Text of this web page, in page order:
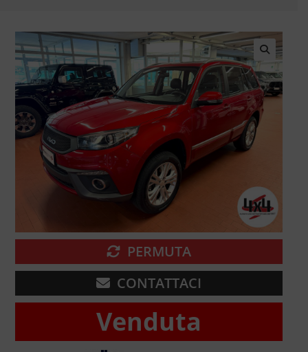
🔍
PERMUTA
CONTATTACI
Venduta